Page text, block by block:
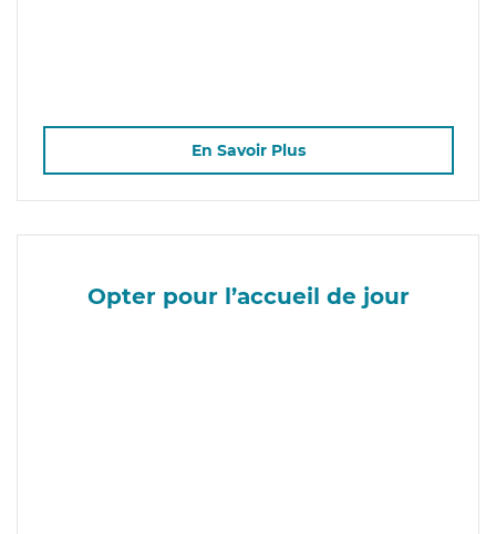
En Savoir Plus
Opter pour l’accueil de jour